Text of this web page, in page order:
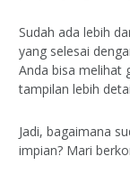
Sudah ada lebih
yang selesai
Anda bisa melihat
tampilan lebih
Jadi, bagaimana
impian? Mari